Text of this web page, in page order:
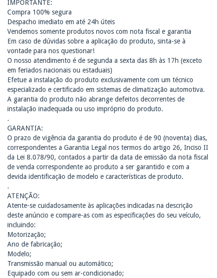
IMPORTANTE:
Compra 100% segura
Despacho imediato em até 24h úteis
Vendemos somente produtos novos com nota fiscal e garantia
Em caso de dúvidas sobre a aplicação do produto, sinta-se à
vontade para nos questionar!
O nosso atendimento é de segunda a sexta das 8h às 17h (exceto
em feriados nacionais ou estaduais)
Efetue a instalação do produto exclusivamente com um técnico
especializado e certificado em sistemas de climatização automotiva.
A garantia do produto não abrange defeitos decorrentes de
instalação inadequada ou uso impróprio do produto.
.
GARANTIA:
O prazo de vigência da garantia do produto é de 90 (noventa) dias,
correspondentes a Garantia Legal nos termos do artigo 26, Inciso II
da Lei 8.078/90, contados a partir da data de emissão da nota fiscal
de venda correspondente ao produto a ser garantido e com a
devida identificação de modelo e características de produto.
.
ATENÇÃO:
Atente-se cuidadosamente às aplicações indicadas na descrição
deste anúncio e compare-as com as especificações do seu veículo,
incluindo:
Motorização;
Ano de fabricação;
Modelo;
Transmissão manual ou automático;
Equipado com ou sem ar-condicionado;